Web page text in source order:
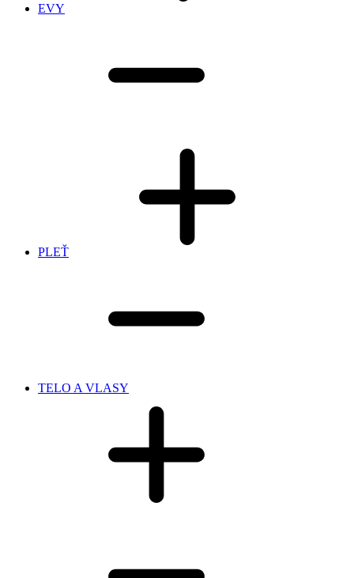
EVY
PLEŤ
TELO A VLASY